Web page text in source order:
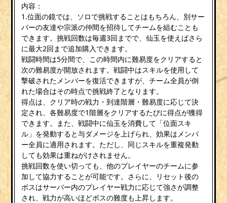
内容：
1.位面の鏡では、ソロで挑戦することはもちろん、別サー
バーの友達や宗派の仲間を招待してチームを組むことも
できます。挑戦回数は毎週3回までで、仙玉を使えばさら
に最大2回まで追加購入できます。
戦闘時間は5分間で、この時間内に難易度をクリアすると
次の難易度が開放されます。戦闘中はスキルを使用して
撃破されたメンバーを復活できますが、チーム全員が倒
れた場合はその時点で挑戦終了となります。
得点は、クリア時の戦力・到達階層・難易度に応じて決
定され、各難易度で1階層をクリアするたびに得点が獲得
できます。また、戦闘中に仙玉を消費して「位面スキ
ル」を発動すると与ダメージを上げられ、効果はメンバ
ー全員に適用されます。ただし、同じスキルを重複発動
しても効果は重ねがけされません。
挑戦回数を使い切っても、他のプレイヤーのチームに参
加して協力することが可能です。さらに、リセット後の
ボスはサーバー内のプレイヤー戦力に応じて強さが調整
され、戦力が高いほどボスの難度も上昇します。